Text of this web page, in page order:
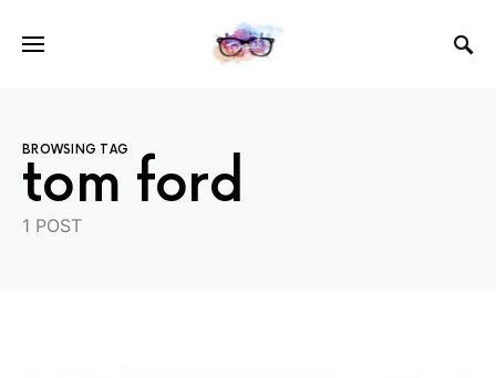
BROWSING TAG
tom ford
1 POST